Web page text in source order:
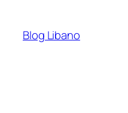
Blog Libano